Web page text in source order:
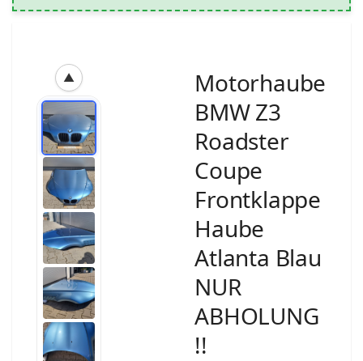
▲
Motorhaube
BMW Z3
Roadster
Coupe
Frontklappe
Haube
Atlanta Blau
NUR
ABHOLUNG
!!